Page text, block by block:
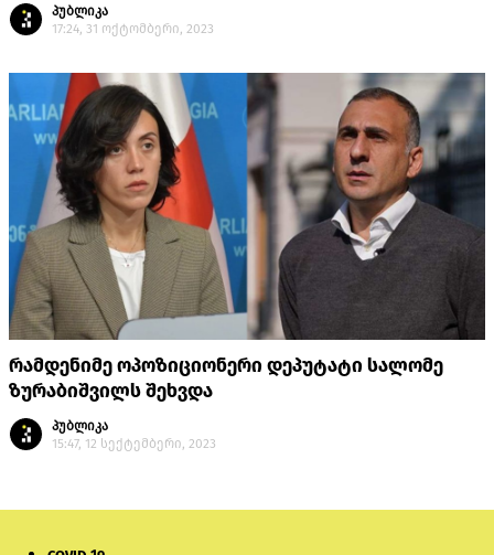
პუბლიკა
17:24, 31 ოქტომბერი, 2023
რამდენიმე ოპოზიციონერი დეპუტატი სალომე
ზურაბიშვილს შეხვდა
პუბლიკა
15:47, 12 სექტემბერი, 2023